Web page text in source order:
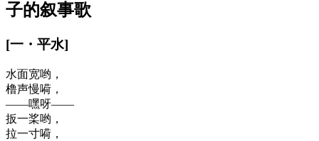
子的叙事歌
[一 ・ 平水]
水面宽哟，
橹声慢嗬，
——嘿呀——
扳一桨哟，
拉一寸嗬，